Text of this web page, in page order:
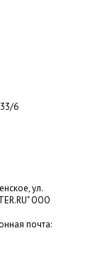
6
ул.
ООО
почта: